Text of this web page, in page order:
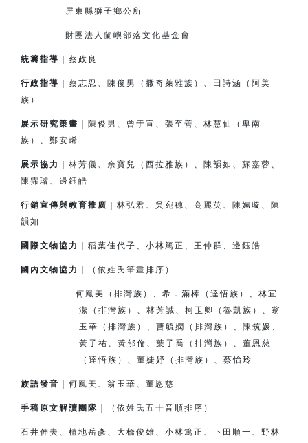
屏東縣獅子鄉公所
財團法人蘭嶼部落文化基金會
統籌指導 ｜蔡政良
行政指導
｜蔡志忍、陳俊男（撒奇萊雅族）、田詩涵（阿美
族）
展示研究策畫
｜陳俊男、曾于宣、張至善、林慧仙（卑南
族）、鄭安睎
展示協力
｜林芳儀、余寶兒（西拉雅族）、陳韻如、蘇嘉蓉、
陳霈璿、邊鈺皓
行銷宣傳與教育推廣
｜林弘君、吳宛穗、高麗英、陳姵璇、陳
韻如
國際文物協力 稲葉佳代子、小林篤正、王仲群、邊鈺皓
國內文物協力 ｜（依姓氏筆畫排序）
何鳳美（排灣族）、希．滿棒（達悟族）、林宜
潔（排灣族）、 林芳誠、柯玉卿（魯凱族）、翁
玉華（排灣族）、 曹毓嫻（排灣族）、 陳筑媛、
黃子祐、黃郁倫、 葉子喬（排灣族）、董恩慈
（達悟族）、 董婕妤（排灣族）、 蔡怡玲
族語發音 ｜何鳳美、翁玉華、董恩慈
手稿原文解讀團隊 ｜（依姓氏五十音順排序）
石井伸夫、植地岳彥、大橋俊雄、小林篤正、下田順一、 野林